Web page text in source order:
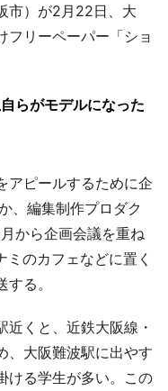
市）が2月22日、大
フリーペーパー「ショ
らがモデルになった
ピールするために企
、編集制作プロダク
から企画会議を重ね
のカフェなどに置く
る。
くと、近鉄大阪線・
、大阪難波駅に出やす
ける学生が多い。この